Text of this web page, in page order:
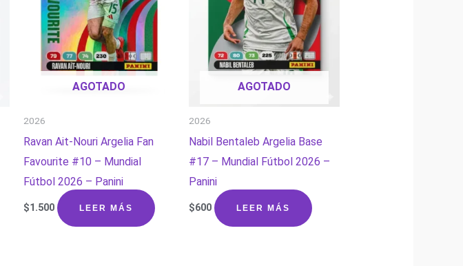
AGOTADO
2026
Ravan Ait-Nouri Argelia Fan
Favourite #10 – Mundial
Fútbol 2026 – Panini
$1.500 LEER MÁS
AGOTADO
2026
Nabil Bentaleb Argelia Base
#17 – Mundial Fútbol 2026 –
Panini
$600 LEER MÁS